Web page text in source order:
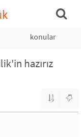
konular
hazırız